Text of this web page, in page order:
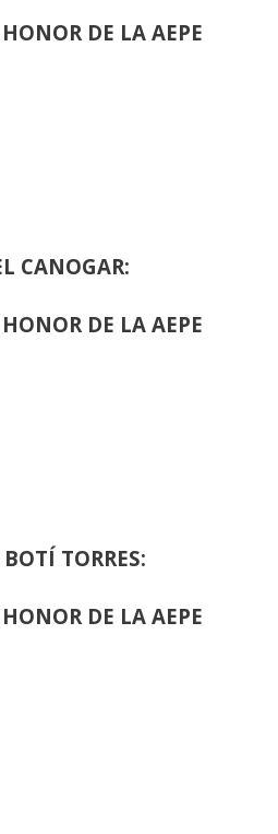
DE LA AEPE
CANOGAR:
DE LA AEPE
BOTÍ TORRES:
DE LA AEPE